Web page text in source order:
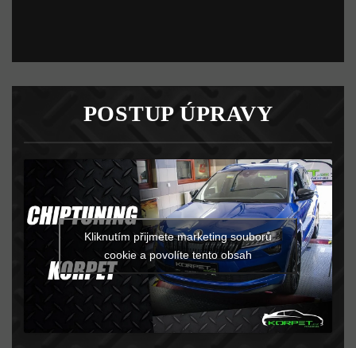
POSTUP ÚPRAVY
Kliknutím přijmete marketing souborů
cookie a povolíte tento obsah